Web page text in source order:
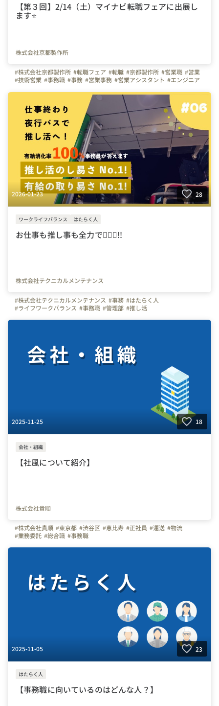
【第３回】2/14（土）マイナビ転職フェアに出展し
ます⭐
株式会社京都製作所
#株式会社京都製作所 #転職フェア #転職 #京都製作所 #営業職 #営業
#技術営業 #事務職 #事務 #営業事務 #営業アシスタント #エンジニア
2026-01-23 28
ワークライフバランス はたらく人
お仕事も推し事も全力で🏃‍♀️✨‼️
株式会社テクニカルメンテナンス
#株式会社テクニカルメンテナンス #事務 #はたらく人
#ライフワークバランス #事務職 #管理部 #推し活
2025-11-25 18
会社・組織
【社風について紹介】
株式会社貴順
#株式会社貴順 #東京都 #渋谷区 #恵比寿 #正社員 #運送 #物流
#業務委託 #総合職 #事務職
2025-11-05 23
はたらく人
【事務職に向いているのはどんな人？】